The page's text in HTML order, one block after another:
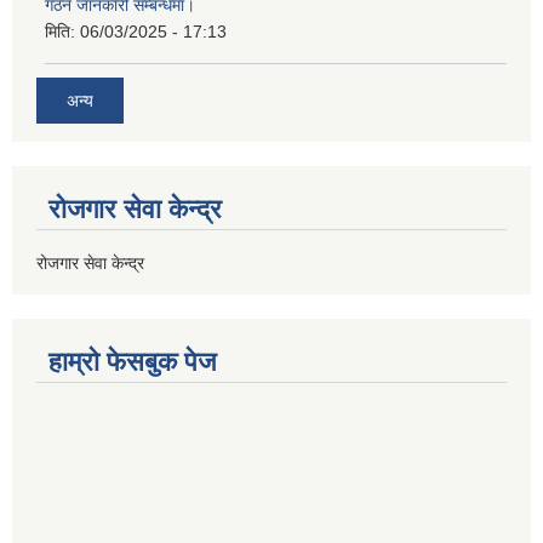
गठन जानकारी सम्बन्धमा।
मिति: 06/03/2025 - 17:13
अन्य
रोजगार सेवा केन्द्र
रोजगार सेवा केन्द्र
हाम्राे फेसबुक पेज